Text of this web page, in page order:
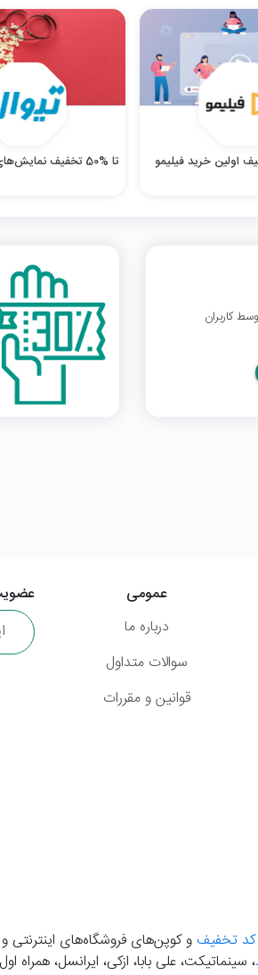
تا %50 تخفیف نمایش‌های منتخب تیوال
کاربران
عمومی
درباره ما
سوالات متداول
قوانین و مقررات
کد تخفیفو کوپن‌های فروشگاه‌های اینترنتی
، سینماتیکت، علی بابا، ازکی، ایرانسل،